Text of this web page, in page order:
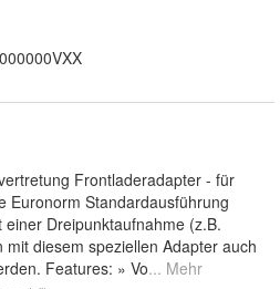
Frontladeradapter - für
Euronorm Standardausführung
Dreipunktaufnahme (z.B.
diesem speziellen Adapter auch
Features: » Vo... Mehr